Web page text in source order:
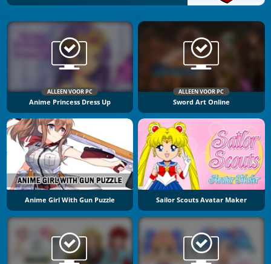
ALLEEN VOOR PC
Anime Princess Dress Up
ALLEEN VOOR PC
Sword Art Online
Anime Girl With Gun Puzzle Sailor Scouts Avatar Maker